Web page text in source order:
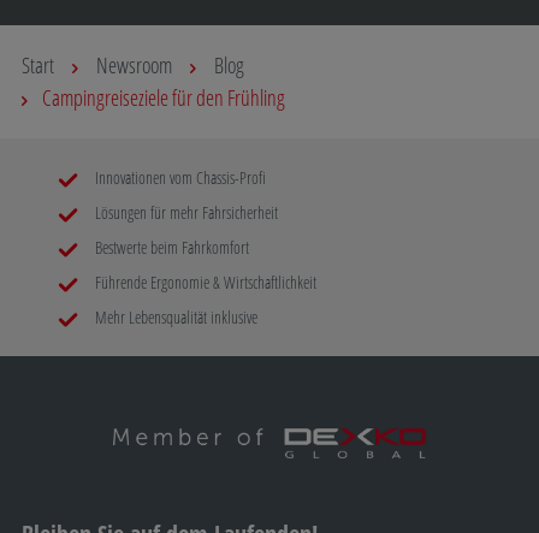
Start Newsroom
Blog
Campingreiseziele für den Frühling
Innovationen vom Chassis-Profi
Lösungen für mehr Fahrsicherheit
Bestwerte beim Fahrkomfort
Führende Ergonomie & Wirtschaftlichkeit
Mehr Lebensqualität inklusive